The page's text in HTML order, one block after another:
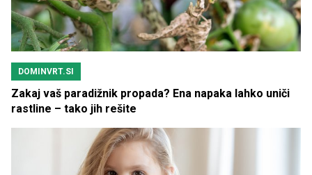
DOMINVRT.SI
Zakaj vaš paradižnik propada? Ena napaka lahko uniči
rastline – tako jih rešite